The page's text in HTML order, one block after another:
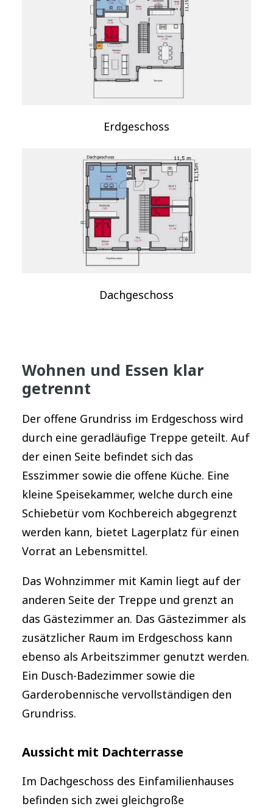
Erdgeschoss
Dachgeschoss
Wohnen und Essen klar
getrennt
Der offene Grundriss im Erdgeschoss wird
durch eine geradläufige Treppe geteilt. Auf
der einen Seite befindet sich das
Esszimmer sowie die offene Küche. Eine
kleine Speisekammer, welche durch eine
Schiebetür vom Kochbereich abgegrenzt
werden kann, bietet Lagerplatz für einen
Vorrat an Lebensmittel.
Das Wohnzimmer mit Kamin liegt auf der
anderen Seite der Treppe und grenzt an
das Gästezimmer an. Das Gästezimmer als
zusätzlicher Raum im Erdgeschoss kann
ebenso als Arbeitszimmer genutzt werden.
Ein Dusch-Badezimmer sowie die
Garderobennische vervollständigen den
Grundriss.
Aussicht mit Dachterrasse
Im Dachgeschoss des Einfamilienhauses
befinden sich zwei gleichgroße